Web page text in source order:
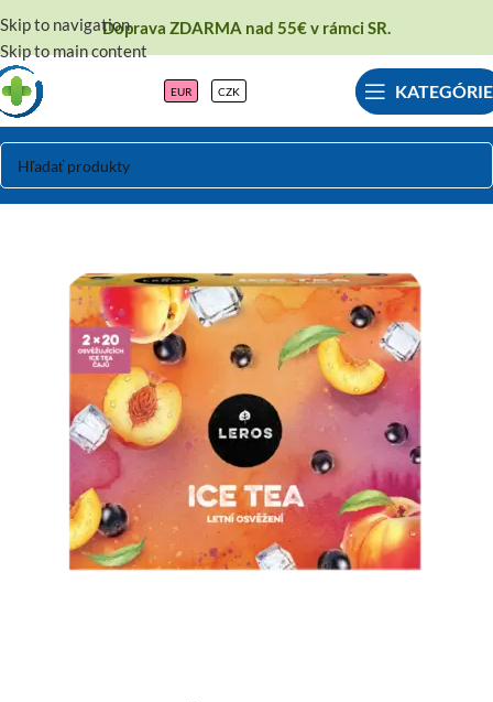
Skip to navigation
Skip to main content
Doprava ZDARMA nad 55€ v rámci SR.
EUR CZK KATEGÓRIE